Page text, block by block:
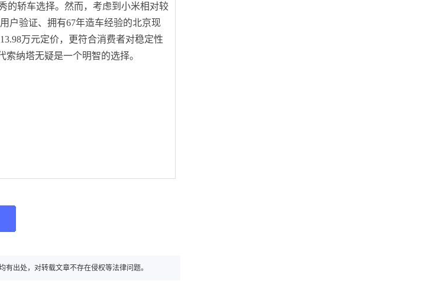
的轿车选择。然而，考虑到小米相对较
户验证、拥有67年造车经验的北京现
万元定价，更符合消费者对稳定性
纳塔无疑是一个明智的选择。
有出处，对转载文章不存在侵权等法律问题。